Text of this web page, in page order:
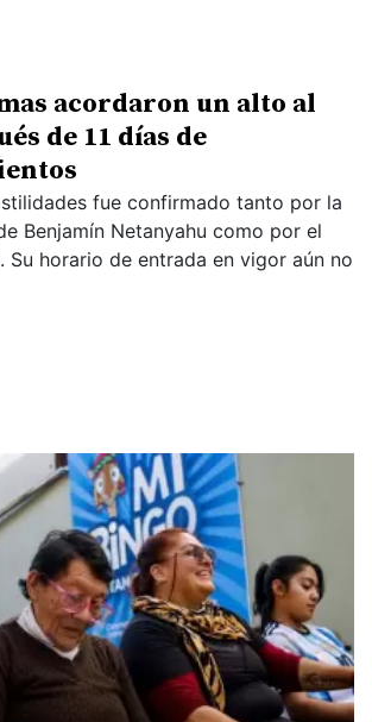
acordaron un alto al
de 11 días de
fue confirmado tanto por la
Benjamín Netanyahu como por el
Su horario de entrada en vigor aún no